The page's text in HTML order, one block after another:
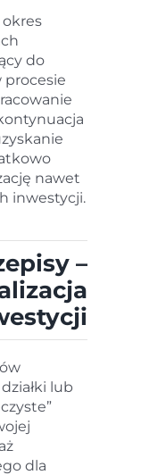
do
procesie
nawet
inwestycji.
–
lub
dla